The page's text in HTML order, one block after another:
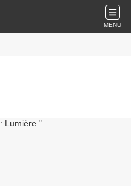
MENU